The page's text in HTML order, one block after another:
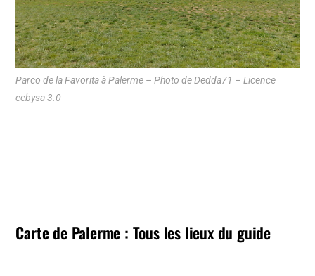
Parco de la Favorita à Palerme – Photo de Dedda71 – Licence
ccbysa 3.0
Carte de Palerme : Tous les lieux du guide